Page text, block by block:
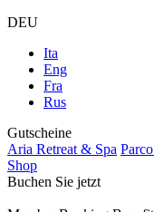
DEU
Ita
Eng
Fra
Rus
Gutscheine
Aria Retreat & Spa
Shop
Buchen Sie jetzt